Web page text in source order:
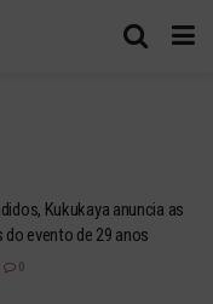
Kukukaya anuncia as
evento de 29 anos